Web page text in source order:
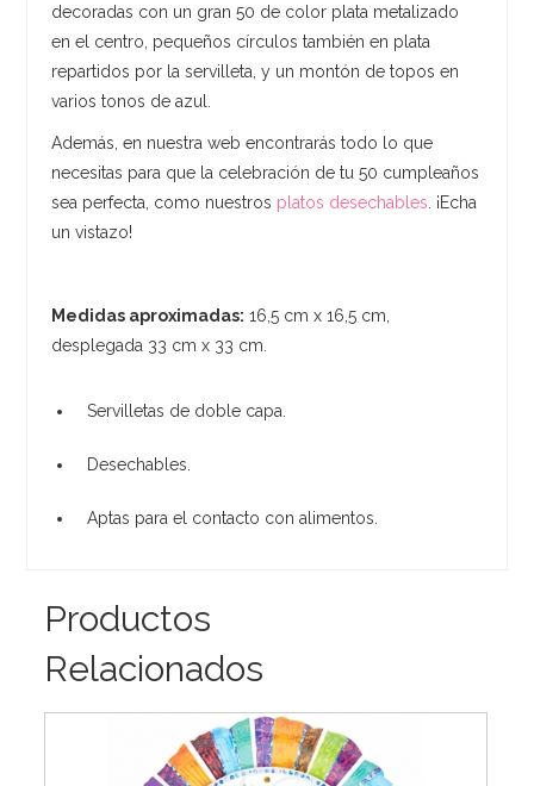
decoradas con un gran 50 de color plata metalizado
en el centro, pequeños círculos también en plata
repartidos por la servilleta, y un montón de topos en
varios tonos de azul.
Además, en nuestra web encontrarás todo lo que
necesitas para que la celebración de tu 50 cumpleaños
sea perfecta, como nuestros platos desechables . ¡Echa
un vistazo!
Medidas aproximadas: 16,5 cm x 16,5 cm,
desplegada 33 cm x 33 cm.
Servilletas de doble capa.
Desechables.
Aptas para el contacto con alimentos.
Productos
Relacionados